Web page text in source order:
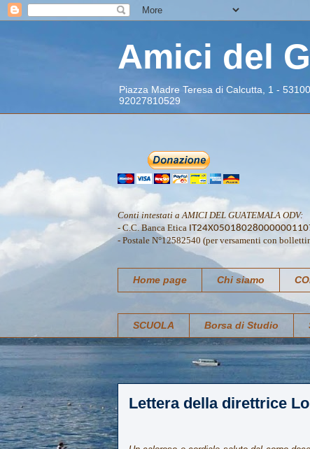
Amici del
Piazza Madre Teresa di Calcutta, 1 -
92027810529
Conti intestati a AMICI DEL GUATEMALA ODV:
- C.C. Banca Etica
- Postale N°12582540 (per versamenti con
Home page Chi siamo
SCUOLA Borsa di Studio
Lettera della direttrice